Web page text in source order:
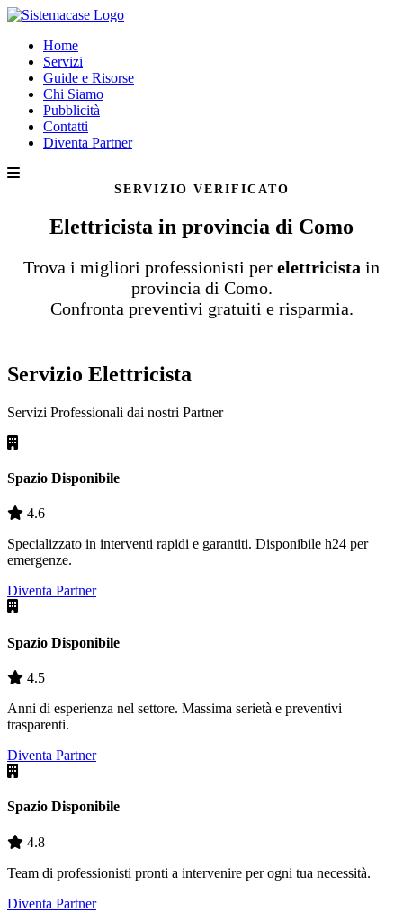
Home
Servizi
Guide e Risorse
Chi Siamo
Pubblicità
Contatti
Diventa Partner
SERVIZIO VERIFICATO
Elettricista in provincia di Como
Trova i migliori professionisti per elettricista in
provincia di Como.
Confronta preventivi gratuiti e risparmia.
Servizio Elettricista
Servizi Professionali dai nostri Partner
Spazio Disponibile
4.6
Specializzato in interventi rapidi e garantiti. Disponibile h24 per
emergenze.
Diventa Partner
Spazio Disponibile
4.5
Anni di esperienza nel settore. Massima serietà e preventivi
trasparenti.
Diventa Partner
Spazio Disponibile
4.8
Team di professionisti pronti a intervenire per ogni tua necessità.
Diventa Partner